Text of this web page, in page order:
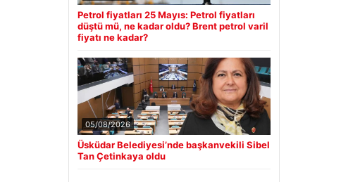
Petrol fiyatları 25 Mayıs: Petrol fiyatları
düştü mü, ne kadar oldu? Brent petrol varil
fiyatı ne kadar?
05/08/2026
Üsküdar Belediyesi’nde başkanvekili Sibel
Tan Çetinkaya oldu